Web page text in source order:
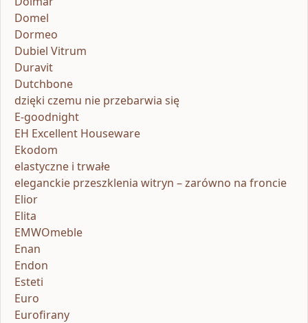
Domel
Dormeo
Dubiel Vitrum
Duravit
Dutchbone
dzięki czemu nie przebarwia się
E-goodnight
EH Excellent Houseware
Ekodom
elastyczne i trwałe
eleganckie przeszklenia witryn – zarówno na froncie
Elior
Elita
EMWOmeble
Enan
Endon
Esteti
Euro
Eurofirany